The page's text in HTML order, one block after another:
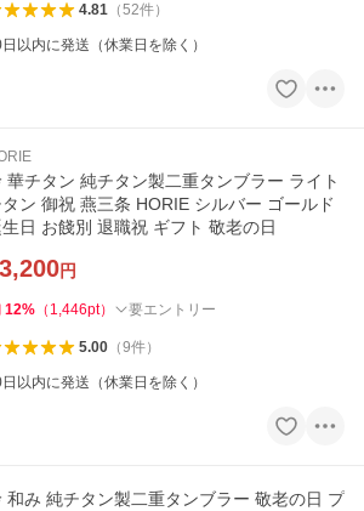
4.81（52件）
以内に発送（休業日を除く）
ン 純チタン製二重タンブラー ライト
ン 御祝 燕三条 HORIE シルバー ゴールド
日 お餞別 退職祝 ギフト 敬老の日
円
12% （ 1,446pt） 要エントリー
5.00（9件）
以内に発送（休業日を除く）
和み 純チタン製二重タンブラー 敬老の日 プ